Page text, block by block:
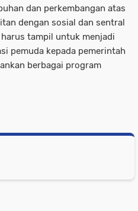
dan perkembangan atas
dengan sosial dan sentral
tampil untuk menjadi
pemuda kepada pemerintah
berbagai program